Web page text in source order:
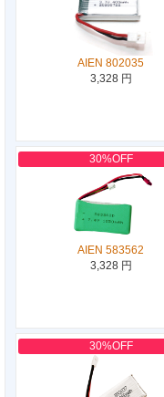
AIEN 802035
3,328 円
30%OFF
AIEN 583562
3,328 円
30%OFF